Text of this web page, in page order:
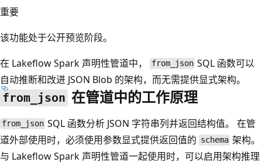
重要
该功能处于公开预览阶段。
在 Lakeflow Spark 声明性管道中，
from_json SQL 函数可以
自动推断和改进 JSON Blob 的架构，而无需提供显式架构。
from_json 在管道中的工作原理
from_json SQL 函数分析 JSON 字符串列并返回结构值。 在管
道外部使用时，必须使用参数显式提供返回值的 schema 架构。
与 Lakeflow Spark 声明性管道一起使用时，可以启用架构推理